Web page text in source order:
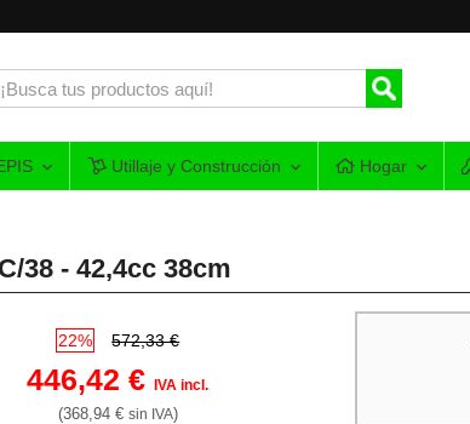
Utillaje y Construcción Hogar
38 - 42,4cc 38cm
22% 572,33 €
446,42 €IVA incl.
(368,94 € sin IVA)